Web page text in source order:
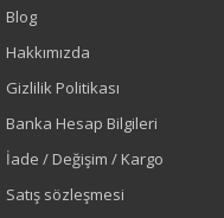
Sezon : YAZLIK
Renk
Saks
Sezon
Blog
Hakkımızda
Gizlilik Politikası
Banka Hesap Bilgileri
İade / Değişim / Kargo
Satış sözleşmesi